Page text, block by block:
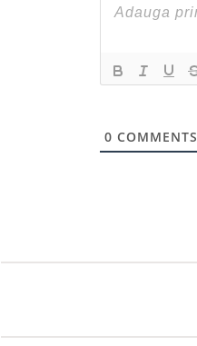
0 COMMENTS